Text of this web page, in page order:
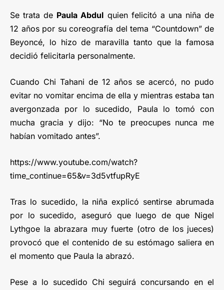
Se trata de Paula Abdul quien felicitó a una niña de
12 años por su coreografía del tema “Countdown” de
Beyoncé, lo hizo de maravilla tanto que la famosa
decidió felicitarla personalmente.
Cuando Chi Tahani de 12 años se acercó, no pudo
evitar no vomitar encima de ella y mientras estaba tan
avergonzada por lo sucedido, Paula lo tomó con
mucha gracia y dijo: “No te preocupes nunca me
habían vomitado antes”.
https://www.youtube.com/watch?
time_continue=65&v=3d5vtfupRyE
Tras lo sucedido, la niña explicó sentirse abrumada
por lo sucedido, aseguró que luego de que Nigel
Lythgoe la abrazara muy fuerte (otro de los jueces)
provocó que el contenido de su estómago saliera en
el momento que Paula la abrazó.
Pese a lo sucedido Chi seguirá concursando en el